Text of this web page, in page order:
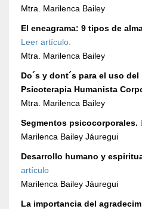
Mtra. Marilenca Bailey
El eneagrama: 9 tipos de
Leer artículo.
Mtra. Marilenca Bailey
Do´s y dont´s para el uso
Psicoterapia Humanista
Mtra. Marilenca Bailey
Segmentos psicocorporales.
Marilenca Bailey Jáuregui
Desarrollo humano y
artículo
Marilenca Bailey Jáuregui
La importancia del